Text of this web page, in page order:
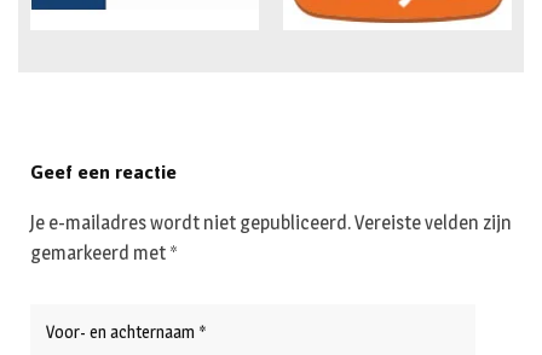
Geef een reactie
Je e-mailadres wordt niet gepubliceerd.Vereiste velden zijn
gemarkeerd met *